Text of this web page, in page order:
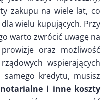
zakupu na wiele lat, co
wielu kupujących. Przy
warto zwrócić uwagę na
oraz możliwość
wspierających
samego kredytu, musisz
i inne koszty